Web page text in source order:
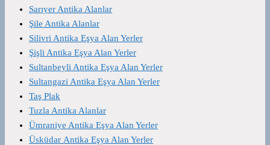
Sarıyer Antika Alanlar
Şile Antika Alanlar
Silivri Antika Eşya Alan Yerler
Şişli Antika Eşya Alan Yerler
Sultanbeyli Antika Eşya Alan Yerler
Sultangazi Antika Eşya Alan Yerler
Taş Plak
Tuzla Antika Alanlar
Ümraniye Antika Eşya Alan Yerler
Üsküdar Antika Eşya Alan Yerler